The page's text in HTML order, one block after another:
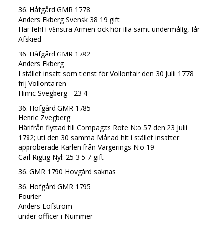
36. Håfgård GMR 1778
Anders Ekberg Svensk 38 19 gift
Har fehl i vänstra Armen ock hör illa samt undermålig, får
Afskied
36. Håfgård GMR 1782
Anders Ekberg
I stället insatt som tienst för Vollontair den 30 Julii 1778
frij Vollontairen
Hinric Svegberg - 23 4 - - -
36. Hofgård GMR 1785
Henric Zvegberg
Härifrån flyttad till Compag:ts Rote N:o 57 den 23 Julii
1782; uti den 30 samma Månad hit i stället insatter
approberade Karlen från Vargerings N:o 19
Carl Rigtig Nyl: 25 3 5 7 gift
36. GMR 1790 Hovgård saknas
36. Hofgård GMR 1795
Fourier
Anders Löfström - - - - - -
under officer i Nummer